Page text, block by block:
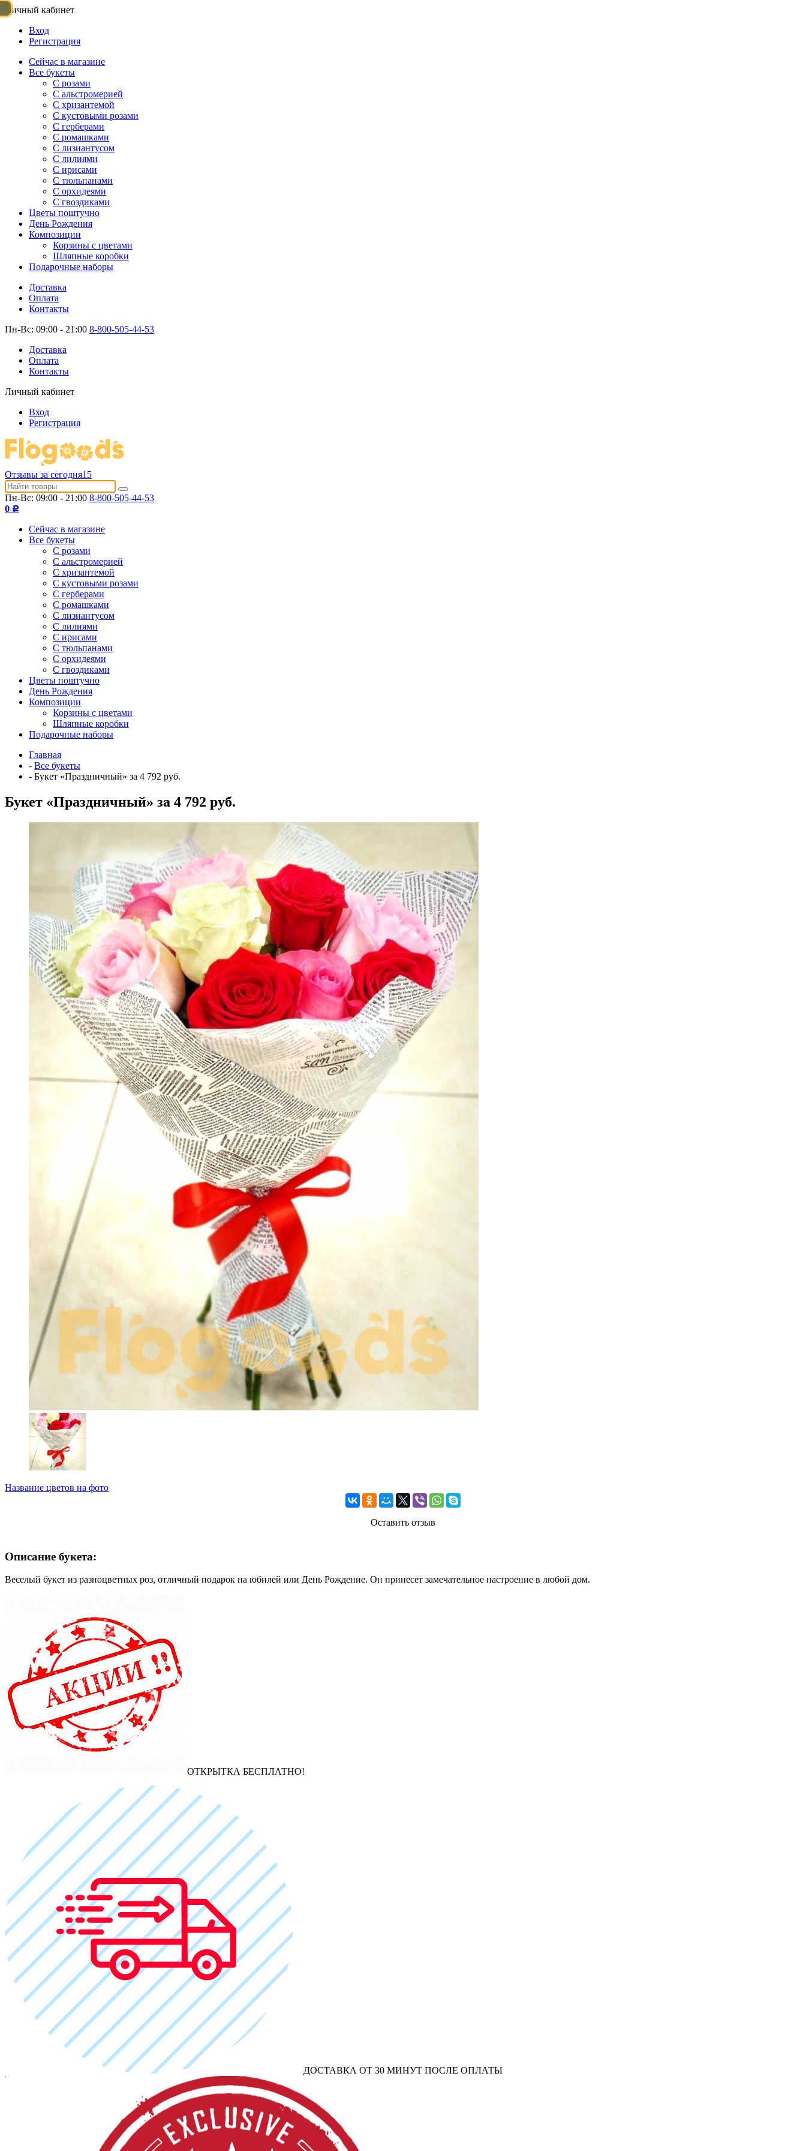
Личный кабинет
Вход
Регистрация
Сейчас в магазине
Все букеты
C розами
С альстромерией
С хризантемой
С кустовыми розами
С герберами
С ромашками
С лизиантусом
С лилиями
С ирисами
С тюльпанами
С орхидеями
С гвоздиками
Цветы поштучно
День Рождения
Композиции
Корзины с цветами
Шляпные коробки
Подарочные наборы
Доставка
Оплата
Контакты
Пн-Вс: 09:00 - 21:00 8-800-505-44-53
Доставка
Оплата
Контакты
Личный кабинет
Вход
Регистрация
Отзывы за сегодня15
Пн-Вс: 09:00 - 21:00 8-800-505-44-53
0 Р
Сейчас в магазине
Все букеты
C розами
С альстромерией
С хризантемой
С кустовыми розами
С герберами
С ромашками
С лизиантусом
С лилиями
С ирисами
С тюльпанами
С орхидеями
С гвоздиками
Цветы поштучно
День Рождения
Композиции
Корзины с цветами
Шляпные коробки
Подарочные наборы
Главная
- Все букеты
- Букет «Праздничный» за 4 792 руб.
Букет «Праздничный» за 4 792 руб.
Название цветов на фото
Оставить отзыв
Описание букета:
Веселый букет из разноцветных роз, отличный подарок на юбилей или День Рождение. Он принесет замечательное настроение в любой дом.
ОТКРЫТКА БЕСПЛАТНО!
ДОСТАВКА ОТ 30 МИНУТ ПОСЛЕ ОПЛАТЫ